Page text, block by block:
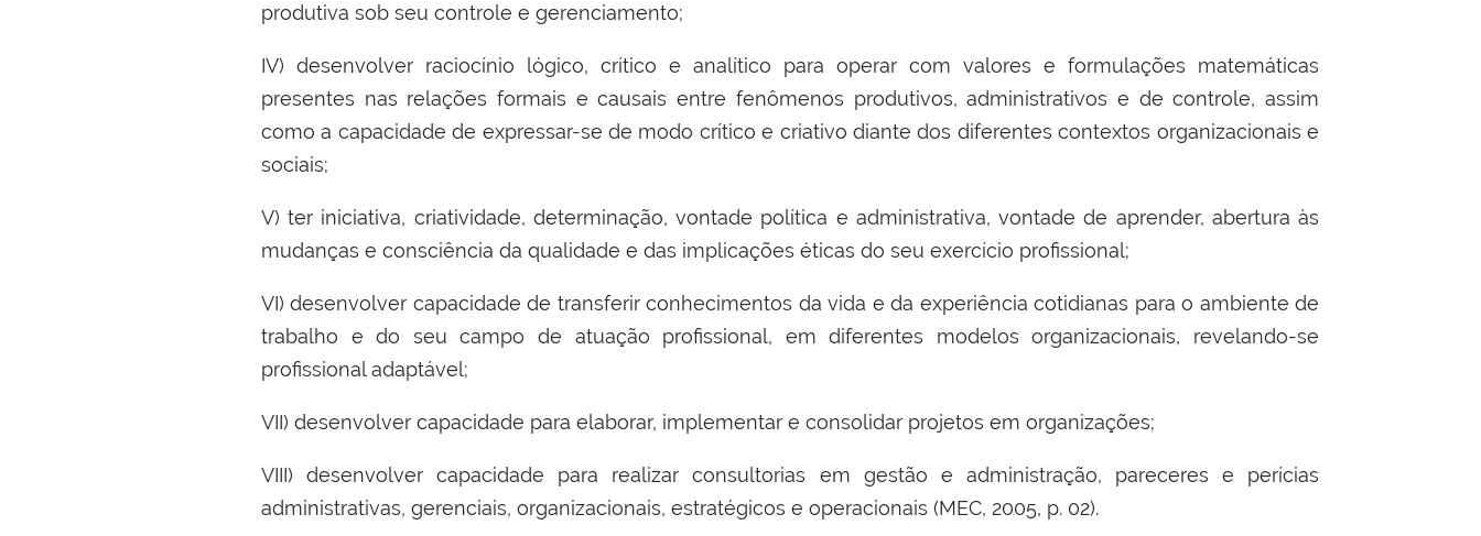
produtiva sob seu controle e gerenciamento;
IV) desenvolver raciocínio lógico, crítico e analítico para operar com valores e formulações matemáticas
presentes nas relações formais e causais entre fenômenos produtivos, administrativos e de controle, assim
como a capacidade de expressar-se de modo crítico e criativo diante dos diferentes contextos organizacionais e
sociais;
V) ter iniciativa, criatividade, determinação, vontade política e administrativa, vontade de aprender, abertura às
mudanças e consciência da qualidade e das implicações éticas do seu exercício profissional;
VI) desenvolver capacidade de transferir conhecimentos da vida e da experiência cotidianas para o ambiente de
trabalho e do seu campo de atuação profissional, em diferentes modelos organizacionais, revelando-se
profissional adaptável;
VII) desenvolver capacidade para elaborar, implementar e consolidar projetos em organizações;
VIII) desenvolver capacidade para realizar consultorias em gestão e administração, pareceres e perícias
administrativas, gerenciais, organizacionais, estratégicos e operacionais (MEC, 2005, p. 02).